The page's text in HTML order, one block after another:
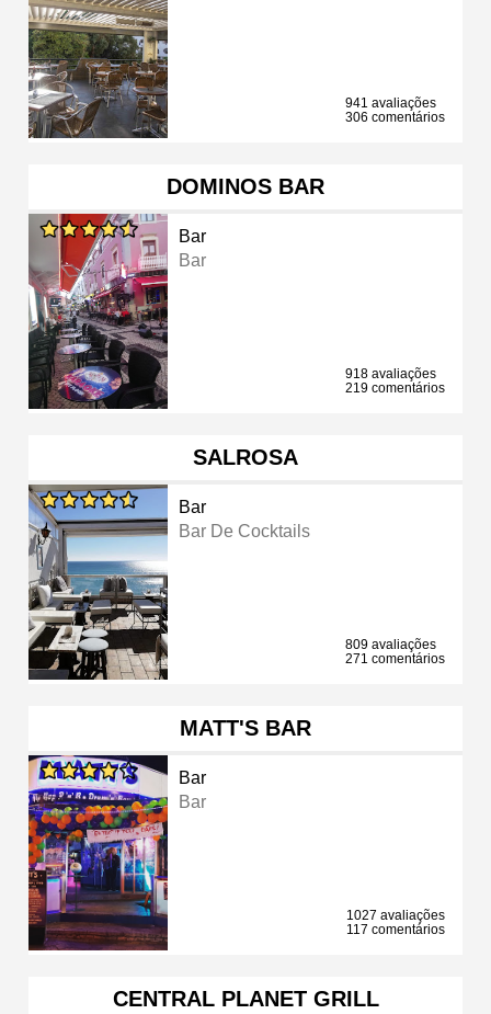
941 avaliações
306 comentários
DOMINOS BAR
Bar
Bar
918 avaliações
219 comentários
SALROSA
Bar
Bar De Cocktails
809 avaliações
271 comentários
MATT'S BAR
Bar
Bar
1027 avaliações
117 comentários
CENTRAL PLANET GRILL